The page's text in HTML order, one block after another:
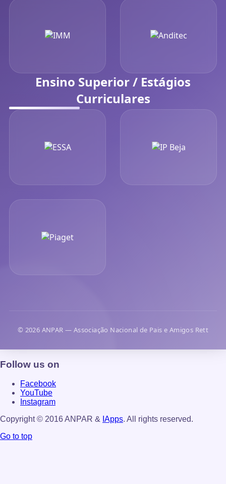
Ensino Superior / Estágios
Curriculares
© 2026 ANPAR — Associação Nacional de Pais e Amigos Rett
Follow us on
Facebook
YouTube
Instagram
Copyright © 2016 ANPAR & IApps. All rights reserved.
Go to top